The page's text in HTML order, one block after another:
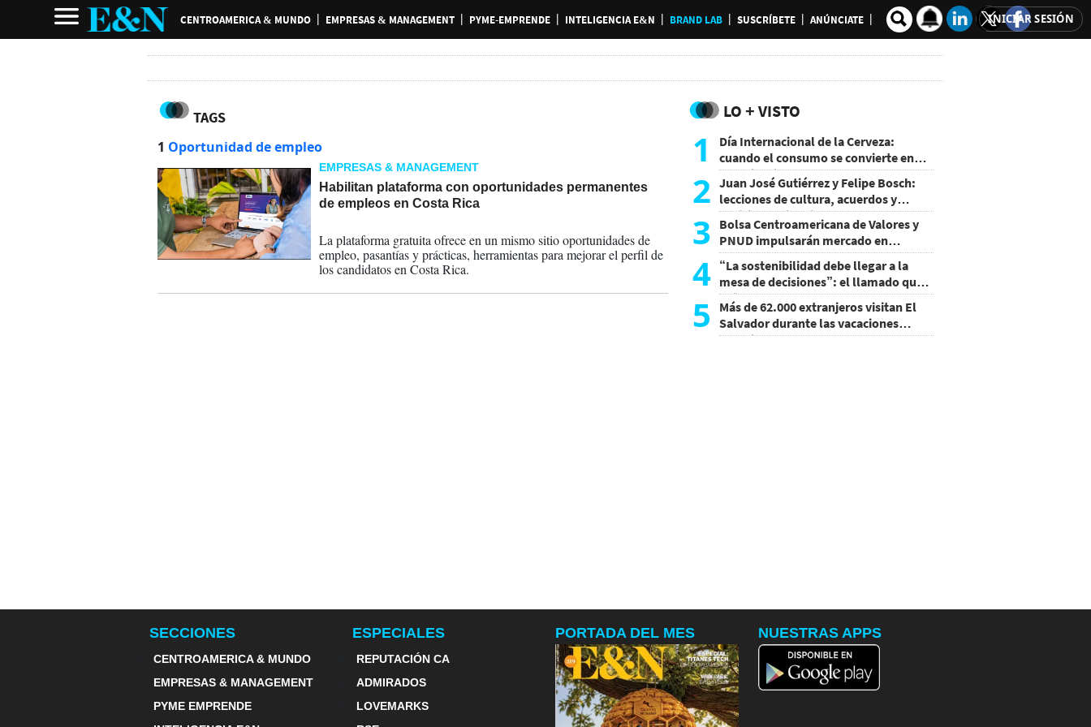
CENTROAMERICA & MUNDO EMPRESAS & MANAGEMENT PYME-EMPRENDE INTELIGENCIA E&N BRAND LAB SUSCRÍBETE ANÚNCIATE INICIAR SESIÓN
TAGS
1 Oportunidad de empleo
EMPRESAS & MANAGEMENT
Habilitan plataforma con oportunidades permanentes
de empleos en Costa Rica
La plataforma gratuita ofrece en un mismo sitio oportunidades de
empleo, pasantías y prácticas, herramientas para mejorar el perfil de
los candidatos en Costa Rica.
LO + VISTO
1
Día Internacional de la Cerveza:
cuando el consumo se convierte en
experiencia
2 Juan José Gutiérrez y Felipe Bosch:
lecciones de cultura, acuerdos y
decisiones sin miedo
3 Bolsa Centroamericana de Valores y
PNUD impulsarán mercado en
Honduras
4 “La sostenibilidad debe llegar a la
mesa de decisiones”: el llamado que
deja CentraRSE
5
Más de 62.000 extranjeros visitan El
Salvador durante las vacaciones
agostinas
SECCIONES
CENTROAMERICA & MUNDO
EMPRESAS & MANAGEMENT
PYME EMPRENDE
ESPECIALES
REPUTACIÓN CA
ADMIRADOS
LOVEMARKS
PORTADA DEL MES NUESTRAS APPS